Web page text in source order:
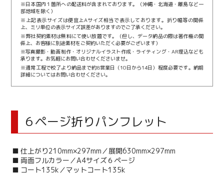
※日本国内１箇所への配送料が含まれております。（沖縄・北海道・離島など一
部地域を除く）
※上記表示サイズは便宜上Aサイズ相当で表示しております。折り幅等の関係
上、ミリ単位の表示サイズ誤差がありますのでご了承ください。
※弊社契約素材は無料にて使い放題です。（但し、データ納品の際は著作権の関
係上、お客様に別途素材をご契約いただく必要がございます）
※写真撮影・動画制作・オリジナルイラスト作成・ライティング・AR埋込なども
承ります。お気軽にお問い合わせくださいませ。
※通常工程で校了より納品まで約8営業日（10日から14日）程度必要です。納期
詳細についてはお問い合わせください。
６ページ折りパンフレット
■ 仕上がり210mm×297mm／展開630mm×297mm
■ 両面フルカラー／A4サイズ６ページ
■ コート135k／マットコート135k